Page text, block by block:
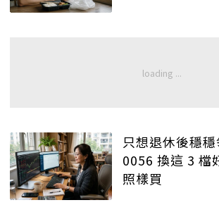
只想退休後穩
0056 換這 3 檔
照樣買